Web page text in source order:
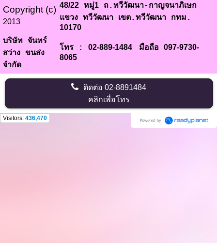
Copyright (c)
2013
48/22 หมู่1 ถ.ทวีวัฒนา-กาญจนาภิเษก
แขวง ทวีวัฒนา เขต.ทวีวัฒนา กทม.
10170
บริษัท จันทร์
สว่าง ขนส่ง
จำกัด
โทร : 02-889-1484 มือถือ 097-9730-
8065
ติดต่อ02-8891484
คลิกเพื่อโทร
Visitors: 436,470